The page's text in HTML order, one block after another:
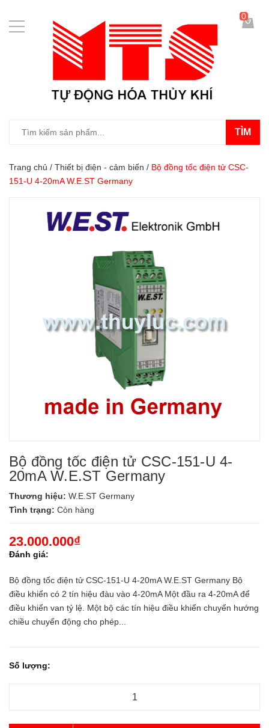
TÌM
0
Trang chủ / Thiết bị điện - cảm biến / Bộ đồng tốc điện tử CSC-
151-U 4-20mA W.E.ST Germany
Bộ đồng tốc điện tử CSC-151-U 4-
20mA W.E.ST Germany
Thương hiệu: W.E.ST Germany
Tình trạng: Còn hàng
23.000.000₫
Đánh giá:
Bộ đồng tốc điện tử CSC-151-U 4-20mA W.E.ST Germany Bộ
điều khiển có 2 tín hiệu đàu vào 4-20mA Một đầu ra 4-20mA để
điều khiển van tỷ lệ. Một bộ các tín hiệu điều khiển chuyển hướng
chiều chuyển động cho phép...
Số lượng: